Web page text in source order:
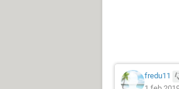
fredu11